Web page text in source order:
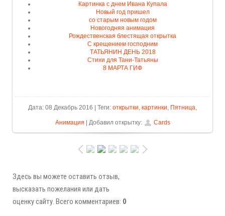
Картинка с днем Ивана Купала
Новый год пришел
со старым новым годом
Новогодняя анимация
Рождественская блестящая открытка
С крещением господним
ТАТЬЯНИН ДЕНЬ 2018
Стихи для Тани-Татьяны
8 МАРТА ГИФ
Дата: 08 Декабрь 2016 | Теги: открытки, картинки, Пятница,
Анимация | Добавил открытку: Cards
Здесь вы можете оставить отзыв,
высказать пожелания или дать
оценку сайту. Всего комментариев: 0